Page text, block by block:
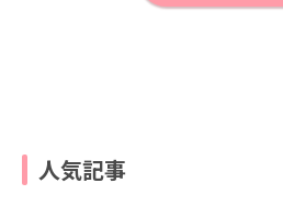
人気記事